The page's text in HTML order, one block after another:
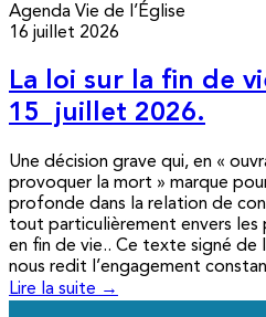
Agenda Vie de l’Église
16 juillet 2026
La loi sur la fin de
15 juillet 2026.
Une décision grave qui, en «
provoquer la mort » marque
profonde dans la relation de
tout particulièrement envers les
en fin de vie.. Ce texte signé de
nous redit l’engagement
Lire la suite →